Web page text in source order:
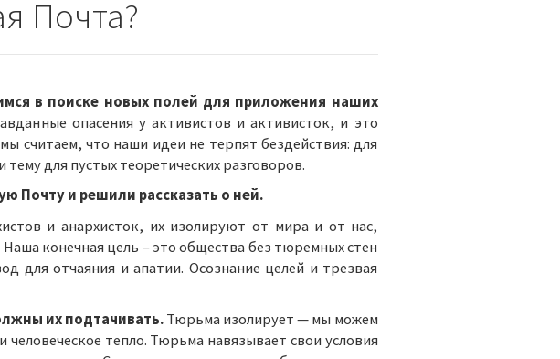
Почта?
в поиске новых полей для приложения наших
опасения у активистов и активисток, и это
считаем, что наши идеи не терпят бездействия: для
для пустых теоретических разговоров.
Почту и решили рассказать о ней.
и анархисток, их изолируют от мира и от нас,
конечная цель – это общества без тюремных стен
для отчаяния и апатии. Осознание целей и трезвая
их подтачивать.Тюрьма изолирует — мы можем
тепло. Тюрьма навязывает свои условия